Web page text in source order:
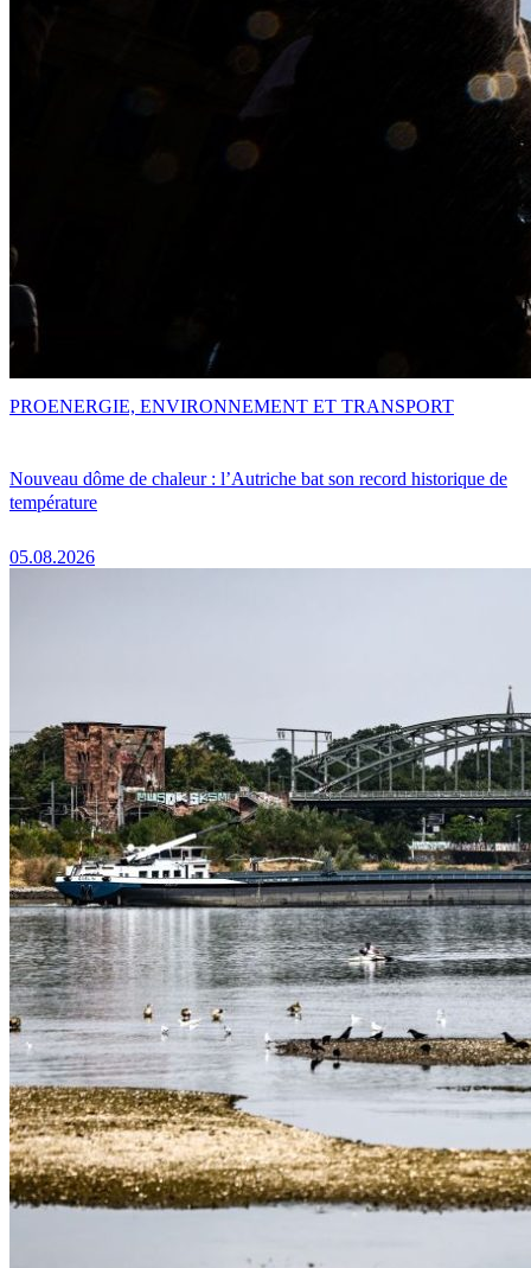
Nouveau dôme de chaleur : l’Autriche bat son record historique de
température
05.08.2026
PROENERGIE, ENVIRONNEMENT ET TRANSPORT